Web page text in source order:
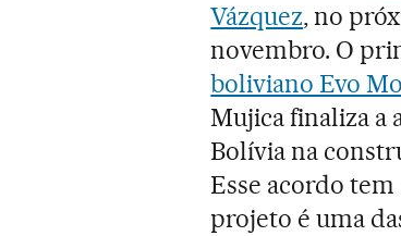
Vázquez, no
novembro. O
boliviano Evo
Mujica finaliza a
Bolívia na
Esse acordo
projeto é uma